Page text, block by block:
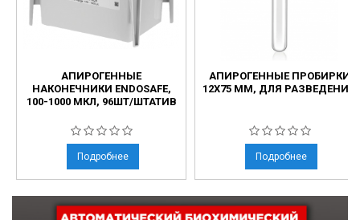
АПИРОГЕННЫЕ
НАКОНЕЧНИКИ ENDOSAFE,
100-1000 МКЛ, 96ШТ/ШТАТИВ
Подробнее
АПИРОГЕННЫЕ ПРОБИРКИ
12Х75 ММ, ДЛЯ РАЗВЕДЕНИЙ
Подробнее